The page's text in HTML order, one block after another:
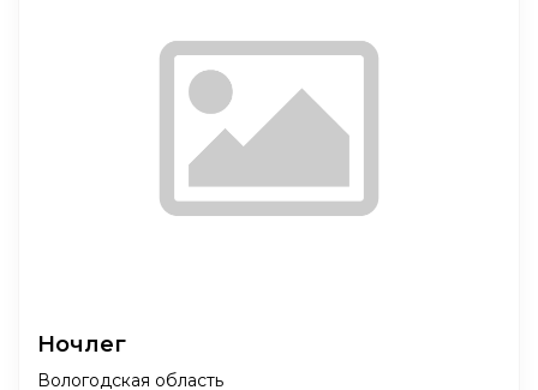
Ночлег
Вологодская область